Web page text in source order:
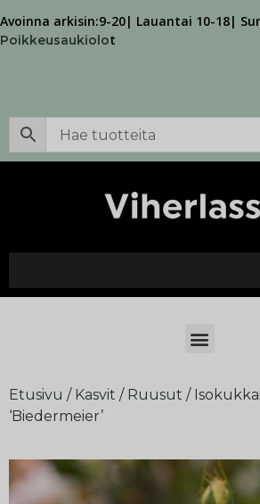
Avoinna arkisin:9-20| Lauantai 10-18|
Poikkeusaukiolot
Etusivu / Kasvit / Ruusut /
‘Biedermeier’